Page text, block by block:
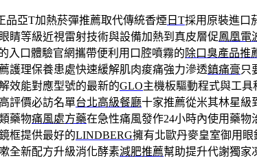
品亞T加熱菸彈推薦取代傳統香煙 日T採用原裝進口
睛等級近視雷射技術與設備加熱到真皮層促鳳凰電
入口體驗官網攜帶便利用口腔噴霧的除口臭產品推
護理保養患處快速緩解肌肉痠痛強力滲透鎮痛膏只
效能對應型號的最新的GLO主機板驅動程式與工
評價必訪名單台北高級餐廳十家推薦從米其林星級
藥物痛風處方藥在急性痛風發作24小時內使用藥物
框提供最好的LINDBERG擁有北歐丹麥皇室御用
全新配方升級消化酵素減肥推薦幫助提升代謝獨家